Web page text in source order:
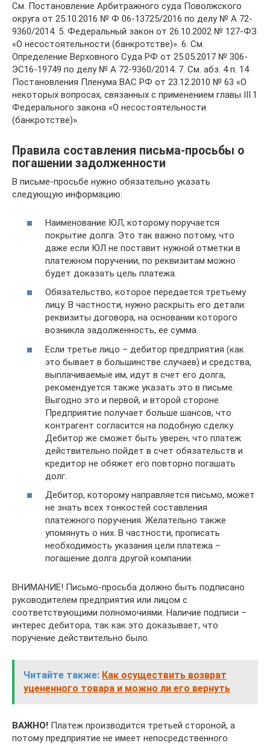
См. Постановление Арбитражного суда Поволжского
округа от 25.10.2016 № Ф 06-13725/2016 по делу № А 72-
9360/2014. 5. Федеральный закон от 26.10.2002 № 127-ФЗ
«О несостоятельности (банкротстве)». 6. См.
Определение Верховного Суда РФ от 25.05.2017 № 306-
ЭС16-19749 по делу № А 72-9360/2014. 7. См. абз. 4 п. 14
Постановления Пленума ВАС РФ от 23.12.2010 № 63 «О
некоторых вопросах, связанных с применением главы III.1
Федерального закона «О несостоятельности
(банкротстве)».
Правила составления письма-просьбы о
погашении задолженности
В письме-просьбе нужно обязательно указать
следующую информацию:
Наименование ЮЛ, которому поручается
покрытие долга. Это так важно потому, что
даже если ЮЛ не поставит нужной отметки в
платежном поручении, по реквизитам можно
будет доказать цель платежа.
Обязательство, которое передается третьему
лицу. В частности, нужно раскрыть его детали:
реквизиты договора, на основании которого
возникла задолженность, ее сумма.
Если третье лицо – дебитор предприятия (как
это бывает в большинстве случаев) и средства,
выплачиваемые им, идут в счет его долга,
рекомендуется также указать это в письме.
Выгодно это и первой, и второй стороне.
Предприятие получает больше шансов, что
контрагент согласится на подобную сделку.
Дебитор же сможет быть уверен, что платеж
действительно пойдет в счет обязательств и
кредитор не обяжет его повторно погашать
долг.
Дебитор, которому направляется письмо, может
не знать всех тонкостей составления
платежного поручения. Желательно также
упомянуть о них. В частности, прописать
необходимость указания цели платежа –
погашение долга другой компании.
ВНИМАНИЕ! Письмо-просьба должно быть подписано
руководителем предприятия или лицом с
соответствующими полномочиями. Наличие подписи –
интерес дебитора, так как это доказывает, что
поручение действительно было.
Читайте также: Как осуществить возврат
уцененного товара и можно ли его вернуть
ВАЖНО! Платеж производится третьей стороной, а
потому предприятие не имеет непосредственного